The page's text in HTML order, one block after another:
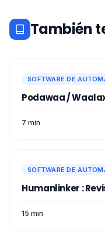
También
SOFTWARE DE
Podawaa /
7 min
SOFTWARE DE
Humanlinker :
15 min